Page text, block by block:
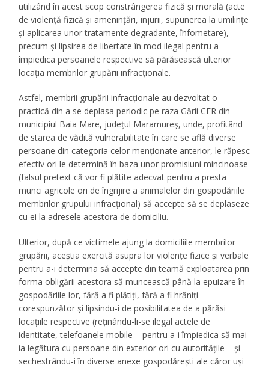
utilizând în acest scop constrângerea fizică şi morală (acte
de violenţă fizică şi ameninţări, injurii, supunerea la umilinţe
şi aplicarea unor tratamente degradante, înfometare),
precum şi lipsirea de libertate în mod ilegal pentru a
împiedica persoanele respective să părăsească ulterior
locaţia membrilor grupării infracţionale.
Astfel, membrii grupării infracţionale au dezvoltat o
practică din a se deplasa periodic pe raza Gării CFR din
municipiul Baia Mare, județul Maramureş, unde, profitând
de starea de vădită vulnerabilitate în care se află diverse
persoane din categoria celor menţionate anterior, le răpesc
efectiv ori le determină în baza unor promisiuni mincinoase
(falsul pretext că vor fi plătite adecvat pentru a presta
munci agricole ori de îngrijire a animalelor din gospodăriile
membrilor grupului infracţional) să accepte să se deplaseze
cu ei la adresele acestora de domiciliu.
Ulterior, după ce victimele ajung la domiciliile membrilor
grupării, aceştia exercită asupra lor violenţe fizice şi verbale
pentru a-i determina să accepte din teamă exploatarea prin
forma obligării acestora să muncească până la epuizare în
gospodăriile lor, fără a fi plătiţi, fără a fi hrăniţi
corespunzător şi lipsindu-i de posibilitatea de a părăsi
locaţiile respective (reţinându-li-se ilegal actele de
identitate, telefoanele mobile – pentru a-i împiedica să mai
ia legătura cu persoane din exterior ori cu autorităţile – şi
sechestrându-i în diverse anexe gospodăreşti ale căror uşi